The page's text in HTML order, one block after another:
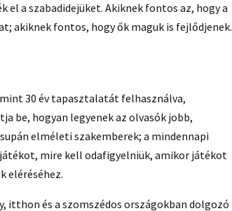
a szabadidejüket. Akiknek fontos az, hogy a
akiknek fontos, hogy ők maguk is fejlődjenek.
30 év tapasztalatát felhasználva,
be, hogyan legyenek az olvasók jobb,
elméleti szakemberek; a mindennapi
mire kell odafigyelniük, amikor játékot
eléréséhez.
itthon és a szomszédos országokban dolgozó